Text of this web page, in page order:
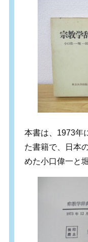
本書は、1973年
た書籍で、日本
めた小口偉一と